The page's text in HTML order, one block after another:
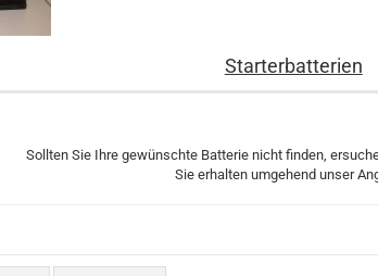
Starterbatterien
Sollten Sie Ihre gewünschte Batterie nicht finden,
Sie erhalten umgehend unser